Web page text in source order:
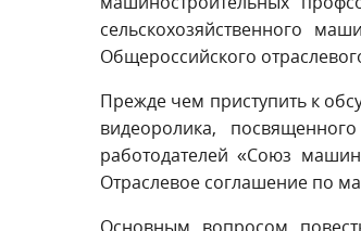
сельскохозяйственного
Общероссийского
Прежде чем приступить к
видеоролика,
работодателей «Союз
Отраслевое соглашение по